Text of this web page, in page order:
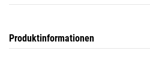
Produktinformationen